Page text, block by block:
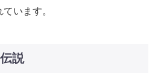
います。
説